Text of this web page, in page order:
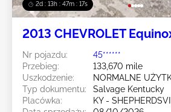
2d : 13h : 47m : 14s
2013 CHEVROLET
Nr pojazdu:
45******
Przebieg:
133,670 mile
Uszkodzenie:
NORMALNE
Typ dokumentu:
Salvage Kentucky
Placówka:
KY -